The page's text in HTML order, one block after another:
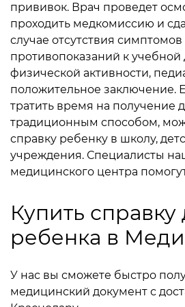
прививок. Врач проведет
проходить медкомиссию и
случае отсутствия
противопоказаний к учебной
физической активности,
положительное заключение.
тратить время на получение
традиционным способом,
справку ребенку в школу,
учреждения. Специалисты
медицинского центра
Купить справку
ребенка в
У нас вы сможете быстро
медицинский документ с